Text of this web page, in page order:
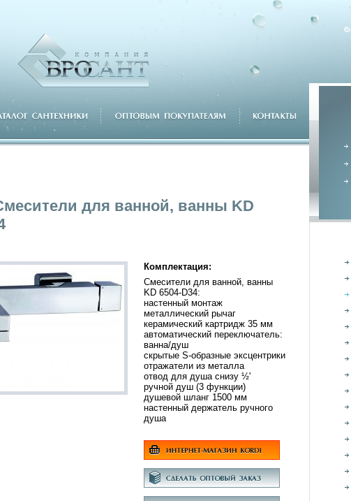
для ванной, ванны KD
Комплектация:
Смесители для ванной, ванны
KD 6504-D34:
настенный монтаж
металлический рычаг
керамический картридж 35 мм
автоматический переключатель:
ванна/душ
скрытые S-образные эксцентрики
отражатели из металла
отвод для душа снизу ½'
ручной душ (3 функции)
душевой шланг 1500 мм
настенный держатель ручного
душа